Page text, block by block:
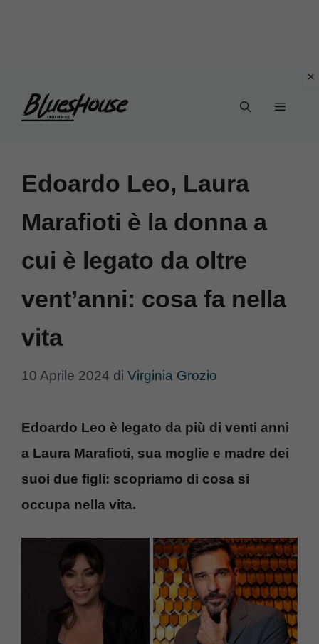
Menu
Edoardo Leo, Laura
Marafioti è la donna a
cui è legato da oltre
vent’anni: cosa fa nella
vita
10 Aprile 2024 di Virginia Grozio
Edoardo Leo è legato da più di venti anni
a Laura Marafioti, sua moglie e madre dei
suoi due figli: scopriamo di cosa si
occupa nella vita.